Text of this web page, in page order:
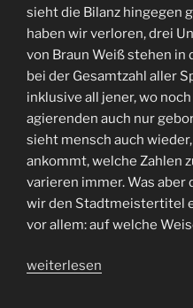
sieht die Bilanz hingegen
haben wir verloren, drei
von Braun Weiß stehen in
bei der Gesamtzahl aller
inklusive all jener, wo
agierenden auch nur
sieht mensch auch
ankommt, welche Zahlen
varieren immer. Was aber
wir den Stadtmeistertitel
vor allem: auf welche
„Macht’s
weiterlesen